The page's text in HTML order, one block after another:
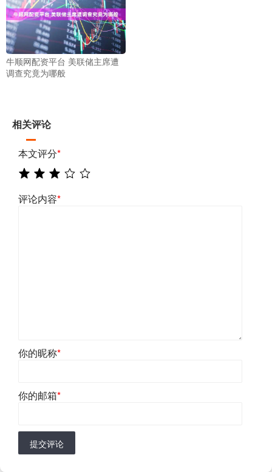
牛顺网配资平台 美联储主席遭
调查究竟为哪般
相关评论
本文评分*
评论内容*
你的昵称*
你的邮箱*
提交评论